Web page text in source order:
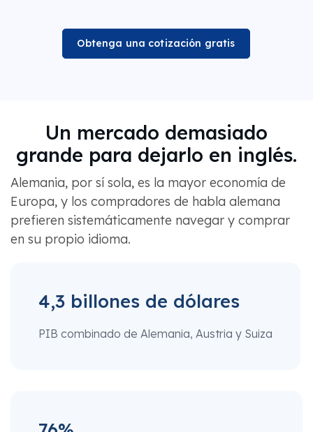
Obtenga una cotización gratis
Un mercado demasiado
grande para dejarlo en inglés.
Alemania, por sí sola, es la mayor economía de
Europa, y los compradores de habla alemana
prefieren sistemáticamente navegar y comprar
en su propio idioma.
4,3 billones de dólares
PIB combinado de Alemania, Austria y Suiza